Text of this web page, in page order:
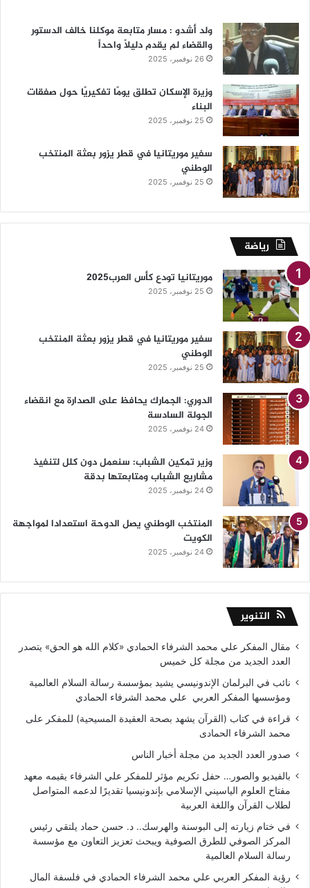
ولد أشدو : مسار متابعة موكلنا خالف الدستور
والقضاء لم يقدم دليلاً واحداً
26 نوفمبر، 2025
وزيرة الإسكان تطلق يومًا تفكيريًا حول صفقات
البناء
25 نوفمبر، 2025
سفير موريتانيا في قطر يزور بعثة المنتخب
الوطني
25 نوفمبر، 2025
رياضة
موريتانيا تودع كأس العرب2025
25 نوفمبر، 2025
سفير موريتانيا في قطر يزور بعثة المنتخب
الوطني
25 نوفمبر، 2025
الدوري: الجمارك يحافظ على الصدارة مع انقضاء
الجولة السادسة
24 نوفمبر، 2025
وزير تمكين الشباب: سنعمل دون كلل لتنفيذ
مشاريع الشباب ومتابعتها بدقة
24 نوفمبر، 2025
المنتخب الوطني يصل الدوحة استعدادا لمواجهة
الكويت
24 نوفمبر، 2025
التنوير
مقال المفكر علي محمد الشرفاء الحمادي «كلام الله هو الحق» يتصدر
العدد الجديد من مجلة كل خميس
نائب في البرلمان الإندونيسي يشيد بمؤسسة رسالة السلام العالمية
ومؤسسها المفكر العربي علي محمد الشرفاء الحمادي
قراءة في كتاب (القرآن يشهد بصحة العقيدة المسيحية) للمفكر على
محمد الشرفاء الحمادى
صدور العدد الجديد من مجلة أخبار الناس
بالفيديو والصور… حفل تكريم مؤثر للمفكر علي الشرفاء يقيمه معهد
مفتاح العلوم الياسيني الإسلامي بإندونيسيا تقديرًا لدعمه المتواصل
لطلاب القرآن واللغة العربية
في ختام زيارته إلى البوسنة والهرسك.. د. حسن حماد يلتقي رئيس
المركز الصوفي للطرق الصوفية ويبحث تعزيز التعاون مع مؤسسة
رسالة السلام العالمية
رؤية المفكر العربي علي محمد الشرفاء الحمادي في فلسفة المال